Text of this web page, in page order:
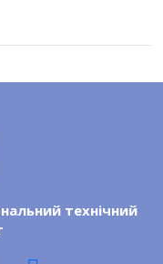
технічний